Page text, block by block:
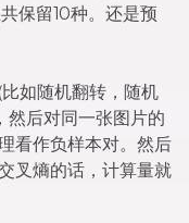
保留10种。还是预
如随机翻转，随机
然后对同一张图片的
看作负样本对。然后
叉熵的话，计算量就